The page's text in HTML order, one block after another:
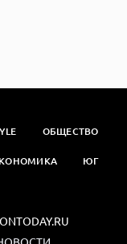
ОБЩЕСТВО
ЮГ